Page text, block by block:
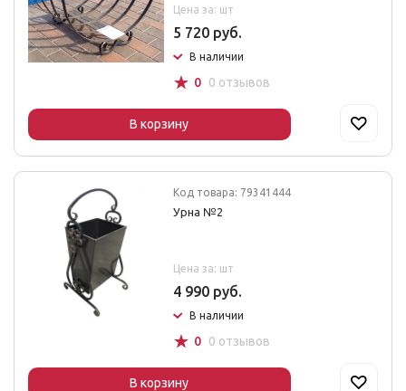
Цена за: шт
5 720 руб.
В наличии
☆ 0 0 отзывов
В корзину
Код товара: 79341444
Урна №2
Цена за: шт
4 990 руб.
В наличии
☆ 0 0 отзывов
В корзину